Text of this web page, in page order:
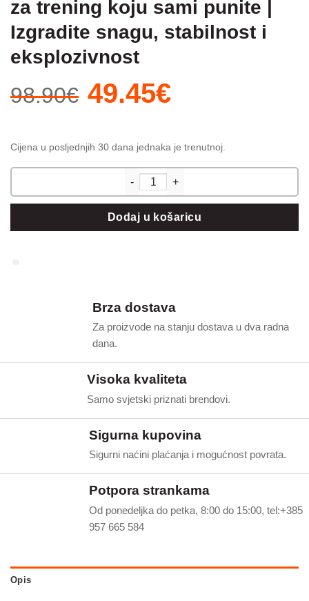
za trening koju sami punite |
Izgradite snagu, stabilnost i
eksplozivnost
98.90€ Izvorna
cijena
je:
98.90€.
49.45€Trenutna
49.45€.
Cijena u posljednjih 30 dana jednaka je trenutnoj.
SKLZ Super Sandbag – vreća
Dodaj u košaricu
Brza dostava
Za proizvode na stanju dostava u dva radna
dana.
Visoka kvaliteta
Samo svjetski priznati brendovi.
Sigurna kupovina
Sigurni naćini plaćanja i mogućnost povrata.
Potpora strankama
Od ponedeljka do petka, 8:00 do 15:00, tel:+385
957 665 584
Opis